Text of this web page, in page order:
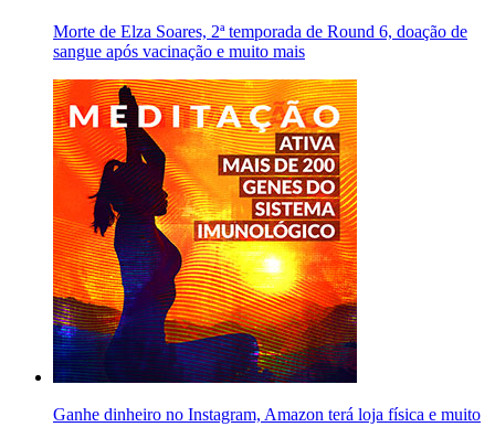
Morte de Elza Soares, 2ª temporada de Round 6, doação de
sangue após vacinação e muito mais
Ganhe dinheiro no Instagram, Amazon terá loja física e muito